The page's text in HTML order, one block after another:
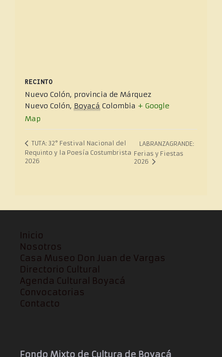
RECINTO
Nuevo Colón, provincia de Márquez
Nuevo Colón, Boyacá Colombia + Google
Map
TUTA: 32° Festival Nacional del
Requinto y la Poesía Costumbrista
2026
LABRANZAGRANDE:
Ferias y Fiestas
2026
Inicio
Nosotros
Casa Museo Don Juan de Vargas
Directorio Cultural
Agenda Cultural Boyacá
Convocatorias
Contacto
Fondo Mixto de Cultura de Boyacá